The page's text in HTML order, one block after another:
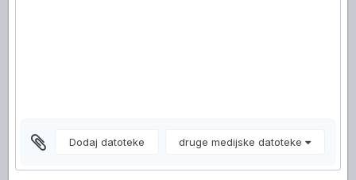
Dodaj datoteke druge medijske datoteke